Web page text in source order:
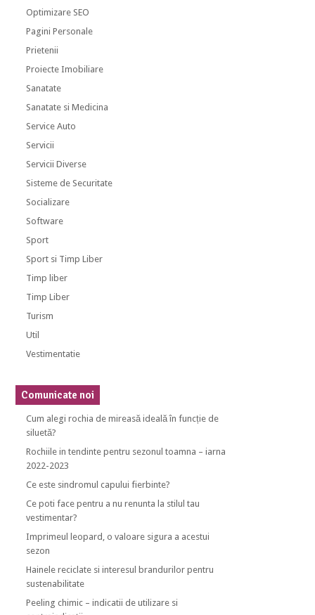
Optimizare SEO
Pagini Personale
Prietenii
Proiecte Imobiliare
Sanatate
Sanatate si Medicina
Service Auto
Servicii
Servicii Diverse
Sisteme de Securitate
Socializare
Software
Sport
Sport si Timp Liber
Timp liber
Timp Liber
Turism
Util
Vestimentatie
Comunicate noi
Cum alegi rochia de mireasă ideală în funcție de
siluetă?
Rochiile in tendinte pentru sezonul toamna – iarna
2022-2023
Ce este sindromul capului fierbinte?
Ce poti face pentru a nu renunta la stilul tau
vestimentar?
Imprimeul leopard, o valoare sigura a acestui
sezon
Hainele reciclate si interesul brandurilor pentru
sustenabilitate
Peeling chimic – indicatii de utilizare si